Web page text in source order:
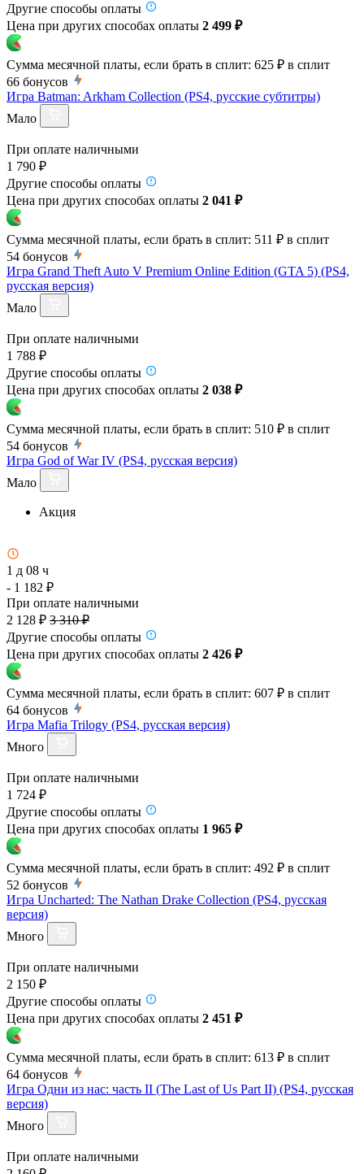
Другие способы оплаты
Цена при других способах оплаты 2 499 ₽
Сумма месячной платы, если брать в сплит: 625 ₽ в сплит
66 бонусов
Игра Batman: Arkham Collection (PS4, русские субтитры)
Мало
При оплате наличными
1 790 ₽
Другие способы оплаты
Цена при других способах оплаты 2 041 ₽
Сумма месячной платы, если брать в сплит: 511 ₽ в сплит
54 бонусов
Игра Grand Theft Auto V Premium Online Edition (GTA 5) (PS4,
русская версия)
Мало
При оплате наличными
1 788 ₽
Другие способы оплаты
Цена при других способах оплаты 2 038 ₽
Сумма месячной платы, если брать в сплит: 510 ₽ в сплит
54 бонусов
Игра God of War IV (PS4, русская версия)
Мало
Акция
1 д 08 ч
- 1 182 ₽
При оплате наличными
2 128 ₽ 3 310 ₽
Другие способы оплаты
Цена при других способах оплаты 2 426 ₽
Сумма месячной платы, если брать в сплит: 607 ₽ в сплит
64 бонусов
Игра Mafia Trilogy (PS4, русская версия)
Много
При оплате наличными
1 724 ₽
Другие способы оплаты
Цена при других способах оплаты 1 965 ₽
Сумма месячной платы, если брать в сплит: 492 ₽ в сплит
52 бонусов
Игра Uncharted: The Nathan Drake Collection (PS4, русская
версия)
Много
При оплате наличными
2 150 ₽
Другие способы оплаты
Цена при других способах оплаты 2 451 ₽
Сумма месячной платы, если брать в сплит: 613 ₽ в сплит
64 бонусов
Игра Одни из нас: часть II (The Last of Us Part II) (PS4, русская
версия)
Много
При оплате наличными